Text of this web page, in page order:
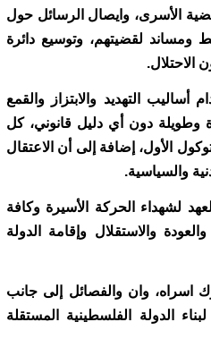
الأسرى، وايصال الرسائل حول
ومساند لقضيتهم، وتوسيع دائرة
الاحتلال.
التهديد والابتزاز والقمع
وطويلة دون أي دليل قانوني، كل
الأول، إضافة إلى أن الاعتقال
والسياسية.
لشهداء الحركة الأسيرة وكافة
والاستقلال وإقامة الدولة
اسراه، وان والفصائل إلى جانب
الدولة الفلسطينية المستقلة